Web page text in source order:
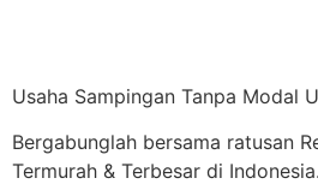
Usaha Sampingan Tanpa Modal
Bergabunglah bersama ratusan
Termurah & Terbesar di Indonesia.